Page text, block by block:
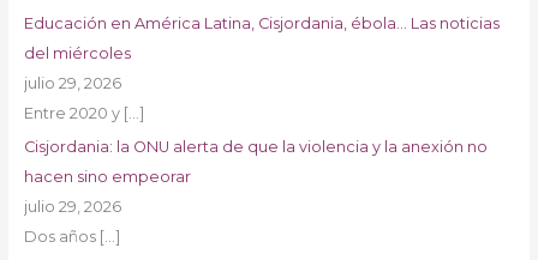
Educación en América Latina, Cisjordania, ébola… Las noticias
del miércoles
julio 29, 2026
Entre 2020 y […]
Cisjordania: la ONU alerta de que la violencia y la anexión no
hacen sino empeorar
julio 29, 2026
Dos años […]